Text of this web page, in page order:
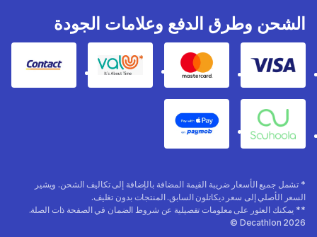
الشحن وطرق الدفع وعلامات الجودة
Visa
Mastercard
Valu
Contact
Souhoola
Apple Pay
* تشمل جميع الأسعار ضريبة القيمة المضافة بالإضافة إلى تكاليف الشحن. ويشير
السعر الأصلي إلى سعر ديكاتلون السابق. المنتجات بدون تغليف.
** يمكنك العثور على معلومات تفصيلية عن شروط الضمان في الصفحة ذات الصلة.
Decathlon 2026 ©